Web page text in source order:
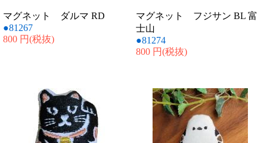
マグネット ダルマ RD
●81267
800 円(税抜)
マグネット フジサン BL 富
士山
●81274
800 円(税抜)